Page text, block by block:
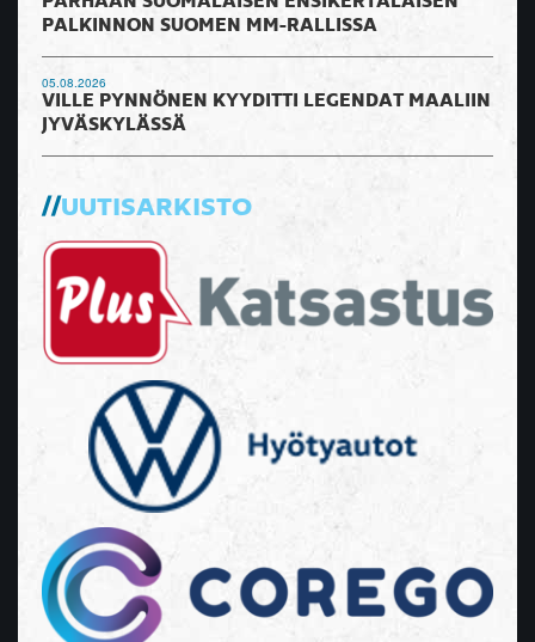
PALKINNON SUOMEN MM-RALLISSA
05.08.2026
VILLE PYNNÖNEN KYYDITTI LEGENDAT MAALIIN
JYVÄSKYLÄSSÄ
UUTISARKISTO